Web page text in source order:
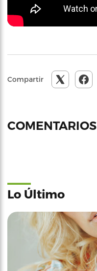
Compartir
COMENTARIOS
Lo Último